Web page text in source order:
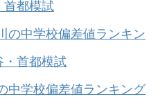
首都模試
の中学校偏差値ランキン
・首都模試
中学校偏差値ランキング